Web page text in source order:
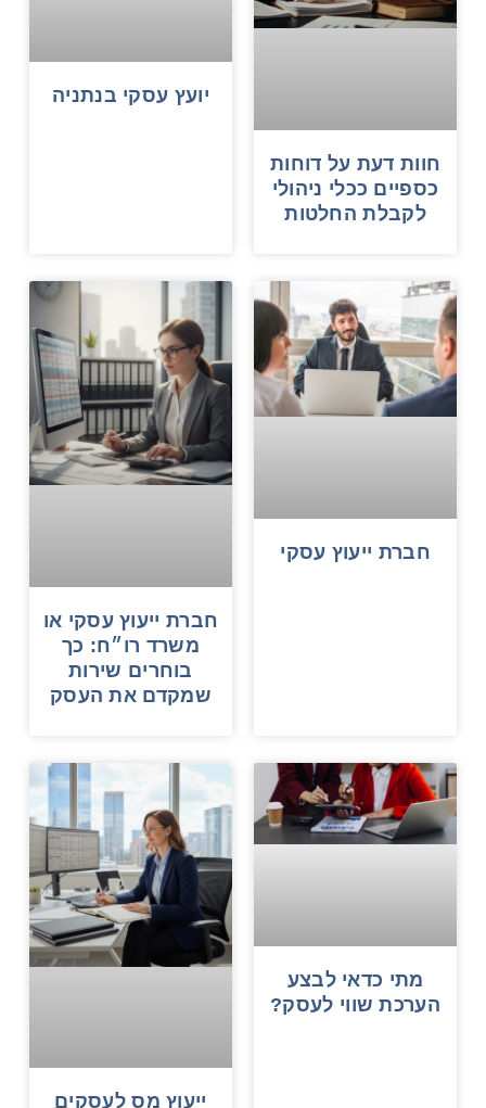
חוות דעת על דוחות
כספיים ככלי ניהולי
לקבלת החלטות
יועץ עסקי בנתניה
חברת ייעוץ עסקי
חברת ייעוץ עסקי או
משרד רו״ח: כך
בוחרים שירות
שמקדם את העסק
מתי כדאי לבצע
הערכת שווי לעסק?
ייעוץ מס לעסקים